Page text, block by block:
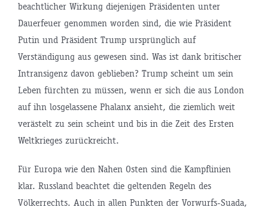
beachtlicher Wirkung diejenigen Präsidenten unter
Dauerfeuer genommen worden sind, die wie Präsident
Putin und Präsident Trump ursprünglich auf
Verständigung aus gewesen sind. Was ist dank britischer
Intransigenz davon geblieben? Trump scheint um sein
Leben fürchten zu müssen, wenn er sich die aus London
auf ihn losgelassene Phalanx ansieht, die ziemlich weit
verästelt zu sein scheint und bis in die Zeit des Ersten
Weltkrieges zurückreicht.
Für Europa wie den Nahen Osten sind die Kampflinien
klar. Russland beachtet die geltenden Regeln des
Völkerrechts. Auch in allen Punkten der Vorwurfs-Suada,